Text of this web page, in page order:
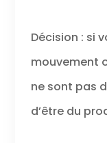
Décision : si
mouvement
ne sont pas
d’être du